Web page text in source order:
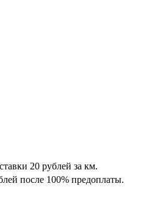
20 рублей за км.
после 100% предоплаты.